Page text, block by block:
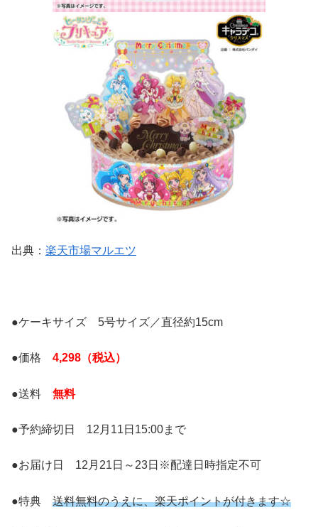
出典： 楽天市場マルエツ
●ケーキサイズ 5号サイズ／直径約15cm
●価格 4,298（税込）
●送料 無料
●予約締切日 12月11日15:00まで
●お届け日 12月21日～23日※配達日時指定不可
●特典 送料無料のうえに、楽天ポイントが付きます☆